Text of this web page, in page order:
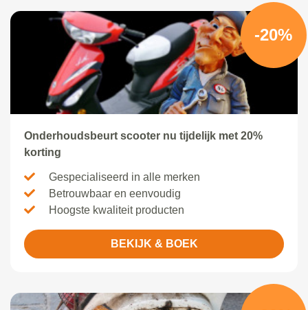
-20%
Onderhoudsbeurt scooter nu tijdelijk met 20%
korting
Gespecialiseerd in alle merken
Betrouwbaar en eenvoudig
Hoogste kwaliteit producten
BEKIJK & BOEK